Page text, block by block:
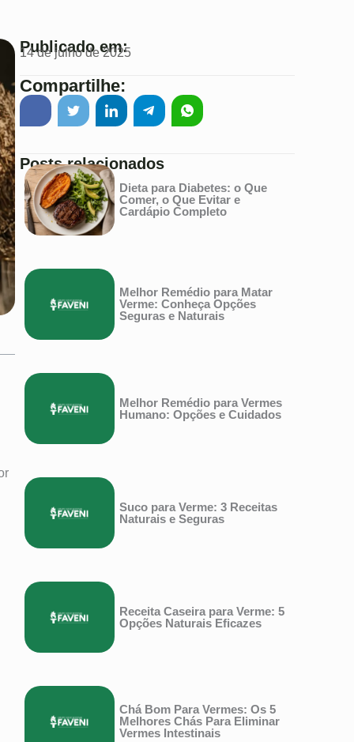
Publicado em:
14 de julho de 2025
Compartilhe:
Posts relacionados
Dieta para Diabetes: o Que
Comer, o Que Evitar e
Cardápio Completo
Melhor Remédio para Matar
Verme: Conheça Opções
Seguras e Naturais
Melhor Remédio para Vermes
Humano: Opções e Cuidados
Suco para Verme: 3 Receitas
Naturais e Seguras
Receita Caseira para Verme: 5
Opções Naturais Eficazes
Chá Bom Para Vermes: Os 5
Melhores Chás Para Eliminar
Vermes Intestinais